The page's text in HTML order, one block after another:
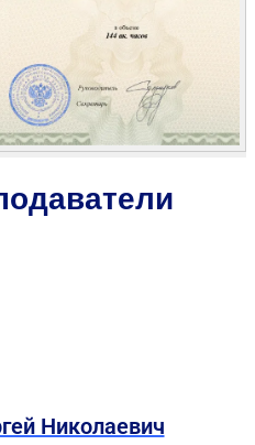
Николаевич